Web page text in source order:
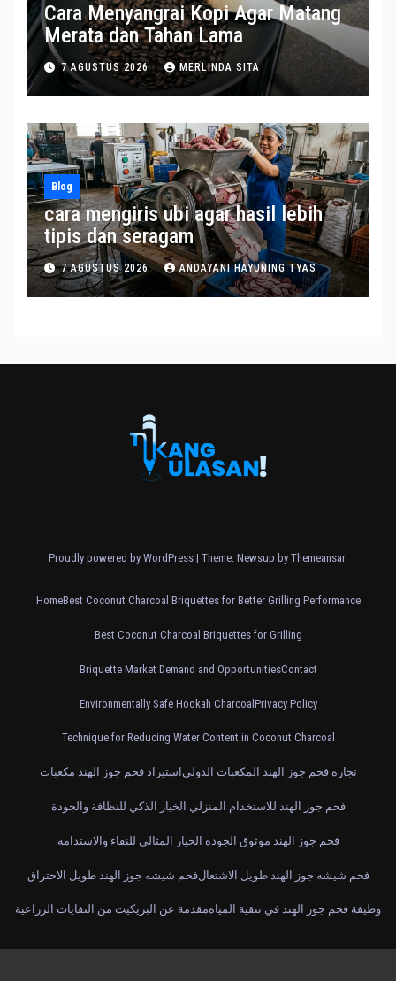
Cara Menyangrai Kopi Agar Matang
Merata dan Tahan Lama
7 AGUSTUS 2026 MERLINDA SITA
Blog
cara mengiris ubi agar hasil lebih
tipis dan seragam
7 AGUSTUS 2026 ANDAYANI HAYUNING TYAS
Proudly powered by WordPress | Theme: Newsup by Themeansar.
HomeBest Coconut Charcoal Briquettes for Better Grilling Performance
Best Coconut Charcoal Briquettes for Grilling
Briquette Market Demand and OpportunitiesContact
Environmentally Safe Hookah CharcoalPrivacy Policy
Technique for Reducing Water Content in Coconut Charcoal
استيراد فحم جوز الهند مكعبات تجارة فحم جوز الهند المكعبات الدولي
فحم جوز الهند للاستخدام المنزلي الخيار الذكي للنظافة والجودة
فحم جوز الهند موثوق الجودة الخيار المثالي للنقاء والاستدامة
فحم شيشه جوز الهند طويل الاحتراقفحم شيشه جوز الهند طويل الاشتعال
مقدمة عن البريكيت من النفايات الزراعيةوظيفة فحم جوز الهند في تنقية المياه